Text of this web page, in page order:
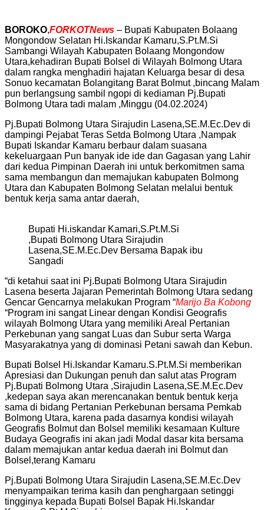
BOROKO,FORKOTNews – Bupati Kabupaten Bolaang
Mongondow Selatan Hi.Iskandar Kamaru,S.Pt.M.Si
Sambangi Wilayah Kabupaten Bolaang Mongondow
Utara,kehadiran Bupati Bolsel di Wilayah Bolmong Utara
dalam rangka menghadiri hajatan Keluarga besar di desa
Sonuo kecamatan Bolangitang Barat Bolmut ,bincang Malam
pun berlangsung sambil ngopi di kediaman Pj.Bupati
Bolmong Utara tadi malam ,Minggu (04.02.2024)
Pj.Bupati Bolmong Utara Sirajudin Lasena,SE.M.Ec.Dev di
dampingi Pejabat Teras Setda Bolmong Utara ,Nampak
Bupati Iskandar Kamaru berbaur dalam suasana
kekeluargaan Pun banyak ide ide dan Gagasan yang Lahir
dari kedua Pimpinan Daerah ini untuk berkomitmen sama
sama membangun dan memajukan kabupaten Bolmong
Utara dan Kabupaten Bolmong Selatan melalui bentuk
bentuk kerja sama antar daerah,
Bupati Hi.iskandar Kamari,S.Pt.M.Si
,Bupati Bolmong Utara Sirajudin
Lasena,SE.M.Ec.Dev Bersama Bapak ibu
Sangadi
“di ketahui saat ini Pj.Bupati Bolmong Utara Sirajudin
Lasena beserta Jajaran Pemerintah Bolmong Utara sedang
Gencar Gencarnya melakukan Program “Marijo Ba Kobong
“Program ini sangat Linear dengan Kondisi Geografis
wilayah Bolmong Utara yang memiliki Areal Pertanian
Perkebunan yang sangat Luas dan Subur serta Warga
Masyarakatnya yang di dominasi Petani sawah dan Kebun.
Bupati Bolsel Hi.Iskandar Kamaru.S.Pt.M.Si memberikan
Apresiasi dan Dukungan penuh dan salut atas Program
Pj.Bupati Bolmong Utara ,Sirajudin Lasena,SE.M.Ec.Dev
,kedepan saya akan merencanakan bentuk bentuk kerja
sama di bidang Pertanian Perkebunan bersama Pemkab
Bolmong Utara, karena pada dasarnya kondisi wilayah
Geografis Bolmut dan Bolsel memiliki kesamaan Kulture
Budaya Geografis ini akan jadi Modal dasar kita bersama
dalam memajukan antar kedua daerah ini Bolmut dan
Bolsel,terang Kamaru
Pj.Bupati Bolmong Utara Sirajudin Lasena,SE.M.Ec.Dev
menyampaikan terima kasih dan penghargaan setinggi
tingginya kepada Bupati Bolsel Bapak Hi.Iskandar